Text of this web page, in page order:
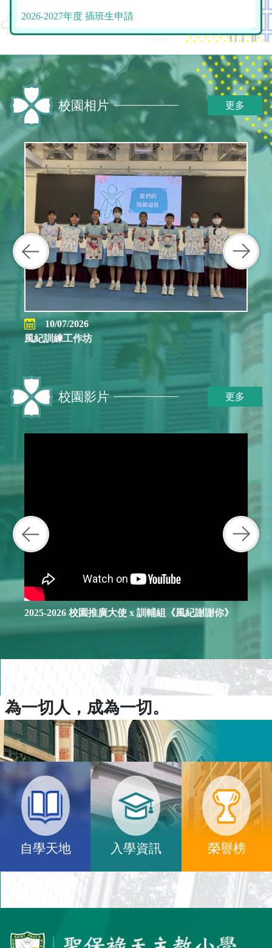
2026-2027年度 插班生申請
校園相片 更多
10/07/2026
風紀訓練工作坊
校園影片 更多
2025-2026 校園推廣大使 x 訓輔組《風紀謝謝你》
為一切人，成為一切。
自學天地 入學資訊 榮譽榜